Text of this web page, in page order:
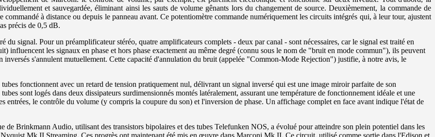
et sauvegardée, éliminant ainsi les sauts de volume gênants lors du changement de source. Deuxièmement, la commande de
à distance ou depuis le panneau avant. Ce potentiomètre commande numériquement les circuits intégrés qui, à leur tour, ajustent
précis de 0,5 dB.
signal. Pour un préamplificateur stéréo, quatre amplificateurs complets - deux par canal - sont nécessaires, car le signal est traité en
influencent les signaux en phase et hors phase exactement au même degré (connu sous le nom de "bruit en mode commun"), ils peuvent
inversés s'annulent mutuellement. Cette capacité d'annulation du bruit (appelée "Common-Mode Rejection") justifie, à notre avis, le
fonctionnent avec un retard de tension pratiquement nul, délivrant un signal inversé qui est une image miroir parfaite de son
sont logés dans deux dissipateurs surdimensionnés montés latéralement, assurant une température de fonctionnement idéale et une
entrées, le contrôle du volume (y compris la coupure du son) et l'inversion de phase. Un affichage complet en face avant indique l'état de
Brinkmann Audio, utilisant des transistors bipolaires et des tubes Telefunken NOS, a évolué pour atteindre son plein potentiel dans les
Mk II Streaming. Ces progrès ont maintenant été mis en œuvre dans Marconi Mk II. Ce circuit, utilisé comme sortie dans l'Edison et